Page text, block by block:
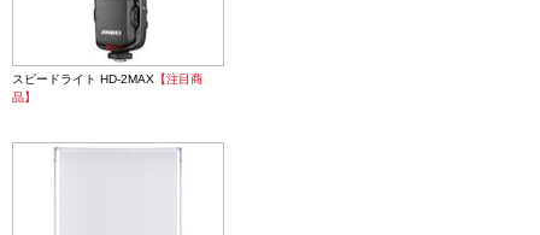
スピードライト HD-2MAX 【注目商
品】